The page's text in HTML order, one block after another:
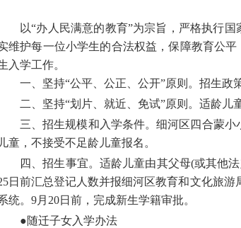
以“办人民满意的教育”为宗旨，严格执行
维护每一位小学生的合法权益，保障教育公
入学工作。
一、坚持“公平、公正、公开”原则。招生政
二、坚持“划片、就近、免试”原则。适龄儿
三、招生规模和入学条件。细河区四合蒙小
儿童，不接受不足龄儿童报名。
四、招生事宜。适龄儿童由其父母(或其他
日前汇总登记人数并报细河区教育和文化旅
统。9月20日前，完成新生学籍审批。
●随迁子女入学办法